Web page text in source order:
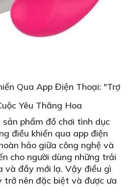
Qua App Điện Thoại: "Trợ
Yêu Thăng Hoa
sản phẩm đồ chơi tình dục
điều khiển qua app điện
hảo giữa công nghệ và
cho người dùng những trải
và đầy mới lạ. Vậy điều gì
trở nên đặc biệt và được ưa